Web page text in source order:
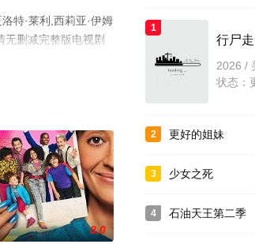
特·莱利,西莉亚·伊姆
无删减完整版电视剧
8.0
1
行尸
2026 /
状态：
2 更好的姐妹
3 少女之死
4 石油天王第二季